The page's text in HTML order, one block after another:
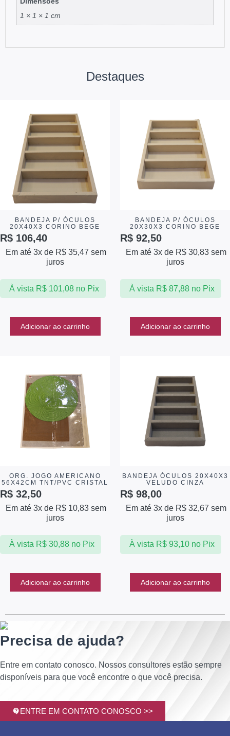
1 × 1 × 1 cm
Destaques
BANDEJA P/ ÓCULOS
20X40X3 CORINO BEGE
R$ 106,40
Em até 3x de R$ 35,47 sem
juros
À vista R$101,08 no Pix
Adicionar ao carrinho
BANDEJA P/ ÓCULOS
20X30X3 CORINO BEGE
R$ 92,50
Em até 3x de R$ 30,83 sem
juros
À vista R$87,88 no Pix
Adicionar ao carrinho
ORG. JOGO AMERICANO
56X42CM TNT/PVC CRISTAL
R$ 32,50
Em até 3x de R$ 10,83 sem
juros
À vista R$30,88 no Pix
Adicionar ao carrinho
BANDEJA ÓCULOS 20X40X3
VELUDO CINZA
R$ 98,00
Em até 3x de R$ 32,67 sem
juros
À vista R$93,10 no Pix
Adicionar ao carrinho
Precisa de ajuda?
Entre em contato conosco. Nossos consultores estão sempre
disponíveis para que você encontre o que você precisa.
ENTRE EM CONTATO CONOSCO >>